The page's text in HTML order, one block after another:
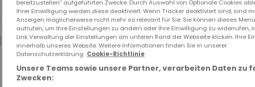
bereitzustellen“ aufgeführten Zwecke. Durch Auswahl von Optionale Cookies
Ihrer Einwilligung werden diese deaktiviert. Wenn Tracker deaktiviert sind, sind
Anzeigen möglicherweise nicht mehr so relevant für Sie. Sie können dieses
aufrufen, um Ihre Einstellungen zu ändern oder Ihre Einwilligung zu widerrufen,
Link Verwaltung der Einstellungen am unteren Rand der Webseite klicken. Ihre
innerhalb unseres Website. Weitere Informationen finden Sie in unserer
Datenschutzerklärung. Cookie-Richtlinie
Unsere Teams sowie unsere Partner, verarbeiten Daten zu
Zwecken: